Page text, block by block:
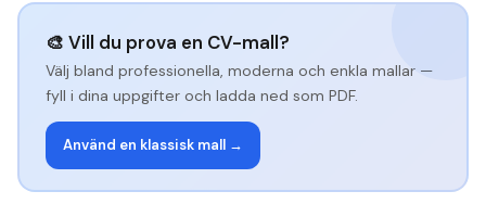
🎨 Vill du prova en CV-mall?
Välj bland professionella, moderna och enkla mallar —
fyll i dina uppgifter och ladda ned som PDF.
Använd en klassisk mall →